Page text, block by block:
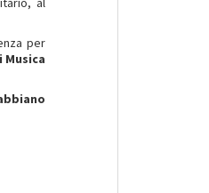
per